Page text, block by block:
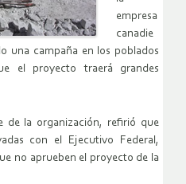
empresa
canadie
una campaña en los poblados
el proyecto traerá grandes
de la organización, refirió que
con el Ejecutivo Federal,
no aprueben el proyecto de la